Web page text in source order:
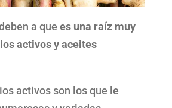
a que es una raíz muy
activos y aceites
activos son los que le